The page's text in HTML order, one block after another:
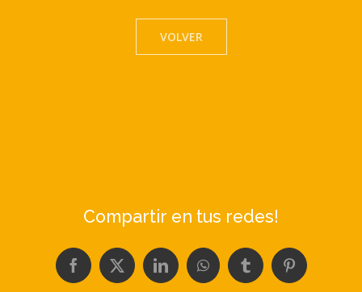
VOLVER
Compartir en tus redes!
Facebook
X LinkedInWhatsAppTumblrPinterest